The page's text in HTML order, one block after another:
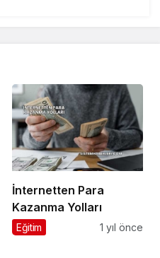
İnternetten Para
Kazanma Yolları
Eğitim 1 yıl önce